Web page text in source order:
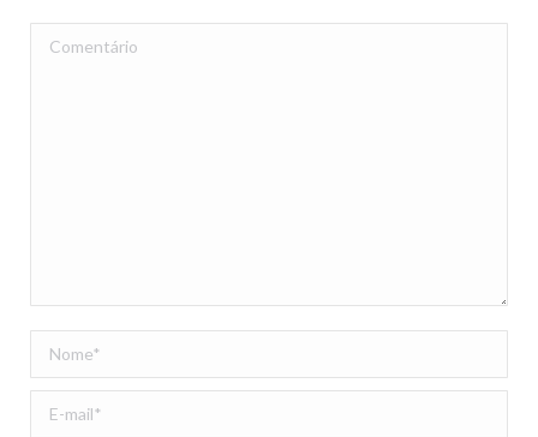
Comentário
Nome *
E-mail *